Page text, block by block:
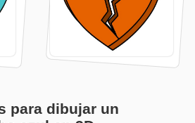
para dibujar un